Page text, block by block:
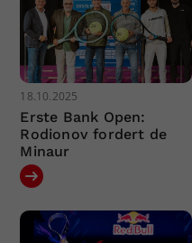
18.10.2025
Erste Bank Open:
Rodionov fordert de
Minaur